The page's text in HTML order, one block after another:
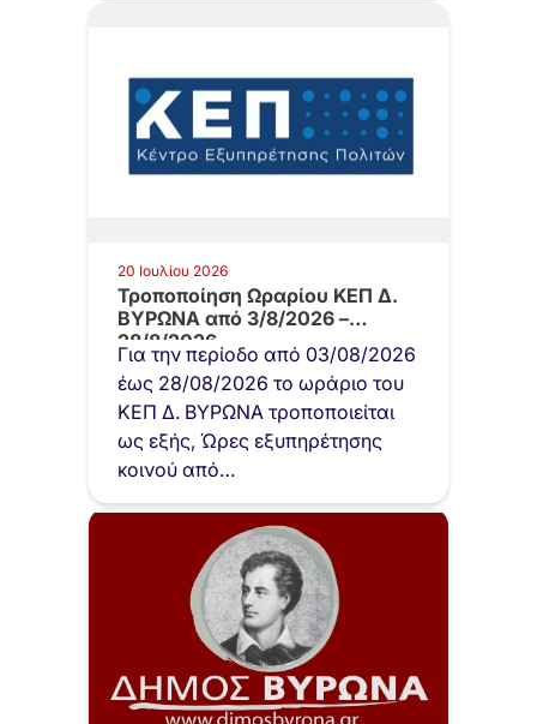
20 Ιουλίου 2026
Τροποποίηση Ωραρίου ΚΕΠ Δ.
ΒΥΡΩΝΑ από 3/8/2026 –
28/8/2026
Για την περίοδο από 03/08/2026
έως 28/08/2026 το ωράριο του
ΚΕΠ Δ. ΒΥΡΩΝΑ τροποποιείται
ως εξής, Ώρες εξυπηρέτησης
κοινού από…